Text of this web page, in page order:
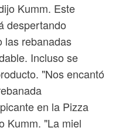
Kumm. Este
despertando
las rebanadas
Incluso se
"Nos encantó
en la Pizza
Kumm. "La miel